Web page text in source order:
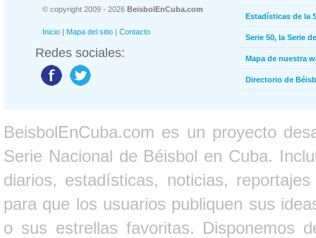
© copyright 2009 - 2026 BeisbolEnCuba.com
Inicio | Mapa del sitio | Contacto
Redes sociales:
Estadísticas de la
Serie 50, la Serie
Mapa de nuestra
Directorio de
BeisbolEnCuba.com es un proyecto
Serie Nacional de Béisbol en Cuba.
diarios, estadísticas, noticias,
para que los usuarios publiquen sus
o sus estrellas favoritas. Disponemos